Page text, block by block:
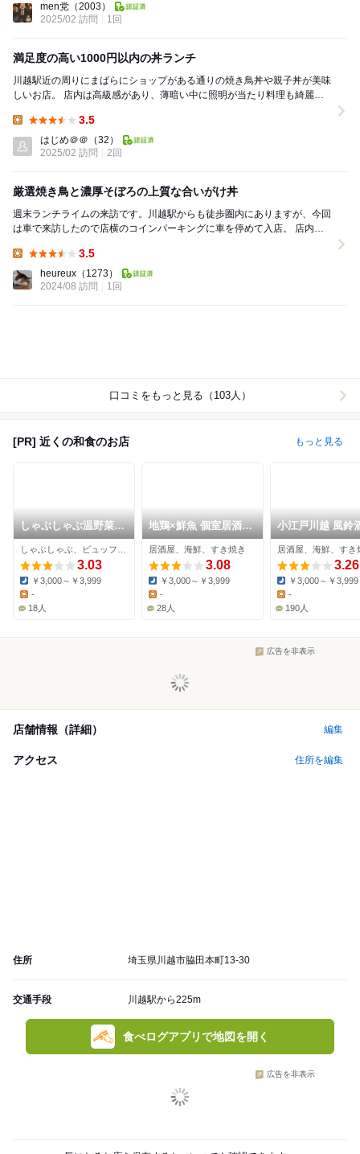
men党 （2003）
2025/02 訪問
1回
満足度の高い1000円以内の丼ランチ
川越駅近の周りにまばらにショップがある通りの焼き鳥丼や親子丼が美味
しいお店。 店内は高級感があり、薄暗い中に照明が当たり料理も綺麗に
3.5
はじめ＠＠ （32）
2025/02 訪問
2回
厳選焼き鳥と濃厚そぼろの上質な合いがけ丼
週末ランチライムの来訪です。川越駅からも徒歩圏内にありますが、今回
は車で来訪したので店横のコインパーキングに車を停めて入店。 店内は
3.5
heureux （1273）
2024/08 訪問
1回
口コミをもっと見る（103人）
[PR] 近くの和食のお店 もっと見る
しゃぶしゃぶ温野菜
川越西口店
3.03
Dinner:
￥3,000～￥3,999
Lunch:
-
18人
地鶏×鮮魚 個室居酒屋
もみじ香 川越本店
居酒屋、海鮮、すき焼き
3.08
Dinner:
￥3,000～￥3,999
Lunch:
-
28人
小江戸川越 風鈴
居酒屋、海鮮、すき
3.26
Dinner:
￥3,000～￥3,999
-
190人
広告を非表示
店舗情報（詳細） 編集
アクセス 住所を編集
住所 埼玉県川越市脇田本町13-30
交通手段 川越駅から225m
食べログアプリで地図を開く
広告を非表示